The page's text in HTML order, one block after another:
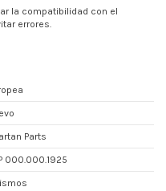
la compatibilidad con el
errores.
Parts
000.000.1925